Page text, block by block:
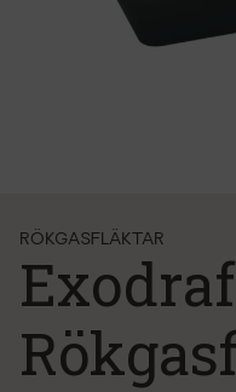
RÖKGASFLÄKTAR